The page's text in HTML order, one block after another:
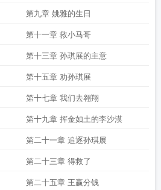
第九章 姚雅的生日
第十一章 救小马哥
第十三章 孙琪展的主意
第十五章 劝孙琪展
第十七章 我们去翱翔
第十九章 挥金如土的李沙漠
第二十一章 追逐孙琪展
第二十三章 得救了
第二十五章 王赢分钱